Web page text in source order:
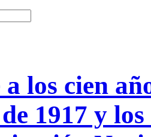
los cien
1917 y